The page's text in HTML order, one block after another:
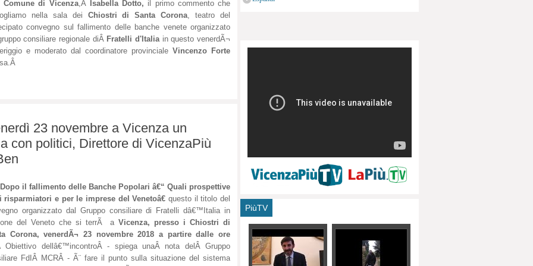
Comune di Vicenza,Â Isabella Dotto, il primo commento che
nella sala dei Chiostri di Santa Corona, teatro del
convegno sul fallimento delle banche venete organizzato
consiliare regionale diÂ Fratelli d'Italia in questo venerdÃ¬
e moderato dal coordinatore provinciale Vincenzo Forte
23 novembre a Vicenza un
con politici, Direttore di VicenzaPiù
Dopo il fallimento delle Banche Popolari â€“ Quali prospettive
risparmiatori e per le imprese del Venetoâ€ questo il titolo del
organizzato dal Gruppo consiliare di Fratelli dâ€™Italia in
del Veneto che si terrÃ aVicenza, presso i Chiostri di
Corona, venerdÃ¬ 23 novembre 2018 a partire dalle ore
Obiettivo dellâ€™incontroÂ - spiega unaÂ nota delÂ Gruppo
FdIÂ MCRÂ - Ã¨ fare il punto sulla situazione del sistema
PiùTV